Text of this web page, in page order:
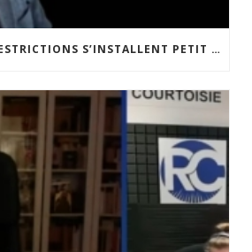
[MÉDIAS] « DES RESTRICTIONS S’INSTALLENT PETIT À PETIT DANS NOTRE PAYS » ENTRETIEN AVEC BOULEVARD VOLTAIRE